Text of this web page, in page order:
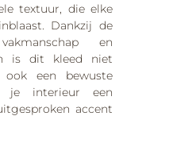
textuur, die elke
Dankzij de
en
is dit kleed niet
een bewuste
je interieur een
accent